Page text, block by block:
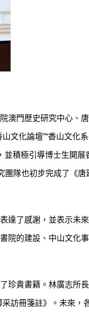
澳門歷史研究中心、
文化論壇”“香山文化系
並積極引導博士生開展
團隊也初步完成了《唐
達了感謝，並表示未
院的建設、中山文化
珍貴書籍。林廣志所
訪冊箋註》。未來，